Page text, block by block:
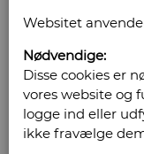
Pris: Kr.
Læg i kurv
Sælges af:
Websitet
Nødvendige:
Disse cookies er
vores website og
logge ind eller
ikke fravælge